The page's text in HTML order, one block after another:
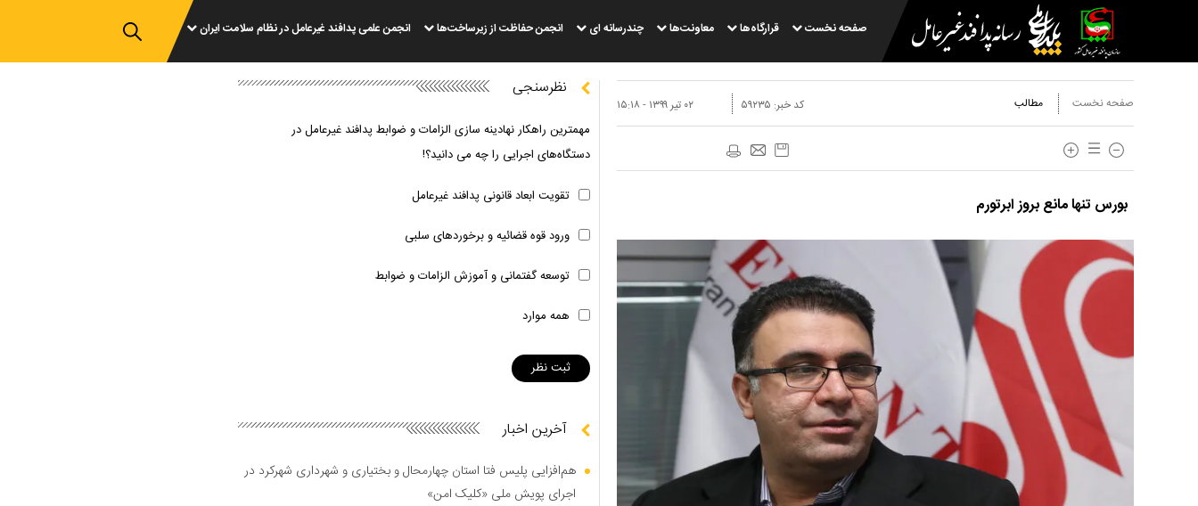
صفحه نخست قرارگاه‌ها معاونت‌ها چندرسانه ای انجمن حفاظت از زیرساخت‌ها انجمن علمی پدافند غیرعامل در نظام سلامت ایران
صفحه نخست مطالب ۰۲ تير ۱۳۹۹ - ۱۵:۱۸ کد خبر: ۵۹۲۳۵
بورس تنها مانع بروز ابرتورم
نظرسنجی
مهمترین راهکار نهادینه سازی الزامات و ضوابط پدافند غیرعامل در
دستگاه‌های اجرایی را چه می دانید؟!
تقویت ابعاد قانونی پدافند غیرعامل
ورود قوه قضائیه و برخوردهای سلبی
توسعه گفتمانی و آموزش الزامات و ضوابط
همه موارد
آخرین اخبار
هم‌افزایی پلیس فتا استان چهارمحال و بختیاری و شهرداری شهرکرد در
اجرای پویش ملی «کلیک امن»